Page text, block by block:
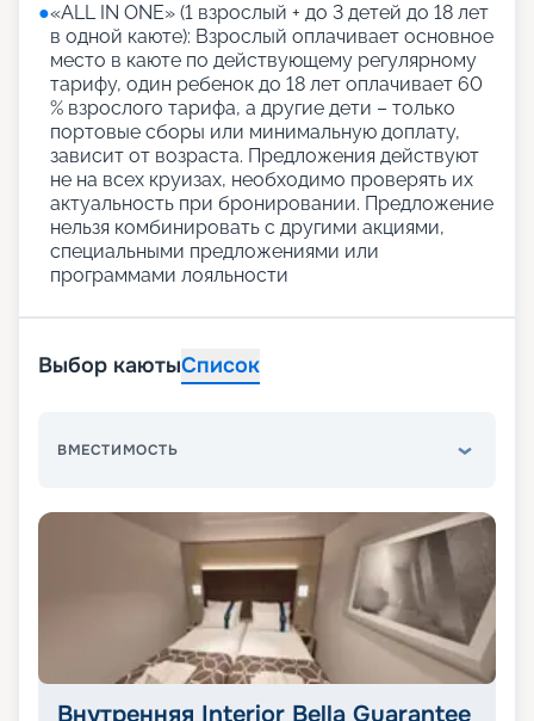
●«АLL IN ONE» (1 взрослый + до 3 детей до 18 лет
в одной каюте): Взрослый оплачивает основное
место в каюте по действующему регулярному
тарифу, один ребенок до 18 лет оплачивает 60
% взрослого тарифа, а другие дети – только
портовые сборы или минимальную доплату,
зависит от возраста. Предложения действуют
не на всех круизах, необходимо проверять их
актуальность при бронировании. Предложение
нельзя комбинировать с другими акциями,
специальными предложениями или
программами лояльности
Выбор каютыСписок
ВМЕСТИМОСТЬ
Внутренняя Interior Bella Guarantee